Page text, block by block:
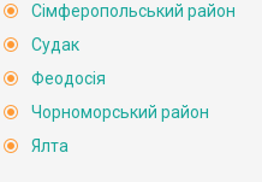
Сімферопольський район
Судак
Феодосія
Чорноморський район
Ялта